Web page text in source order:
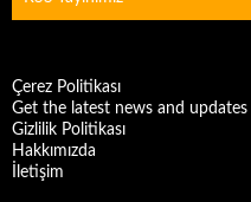
Çerez Politikası
Get the latest news and updates
Gizlilik Politikası
Hakkımızda
İletişim